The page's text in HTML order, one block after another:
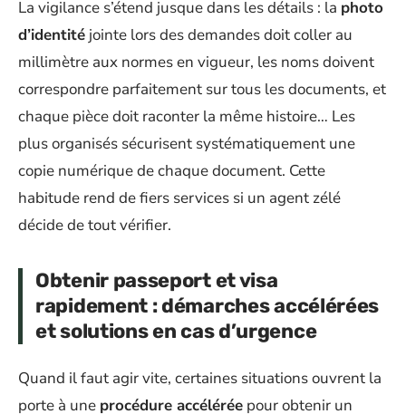
La vigilance s’étend jusque dans les détails : la photo
d’identité jointe lors des demandes doit coller au
millimètre aux normes en vigueur, les noms doivent
correspondre parfaitement sur tous les documents, et
chaque pièce doit raconter la même histoire… Les
plus organisés sécurisent systématiquement une
copie numérique de chaque document. Cette
habitude rend de fiers services si un agent zélé
décide de tout vérifier.
Obtenir passeport et visa
rapidement : démarches accélérées
et solutions en cas d’urgence
Quand il faut agir vite, certaines situations ouvrent la
porte à une procédure accélérée pour obtenir un